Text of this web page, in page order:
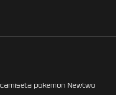
camiseta pokemon Newtwo